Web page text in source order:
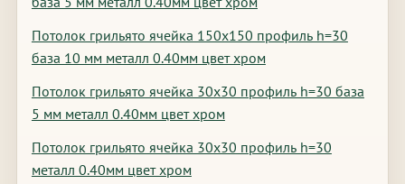
Потолок грильято ячейка 150х150 профиль h=30
база 10 мм металл 0.40мм цвет хром
Потолок грильято ячейка 30х30 профиль h=30 база
5 мм металл 0.40мм цвет хром
Потолок грильято ячейка 30х30 профиль h=30
металл 0.40мм цвет хром